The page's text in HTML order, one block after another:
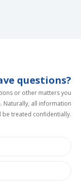
questions?
or other matters you
Naturally, all information
be treated confidentially.